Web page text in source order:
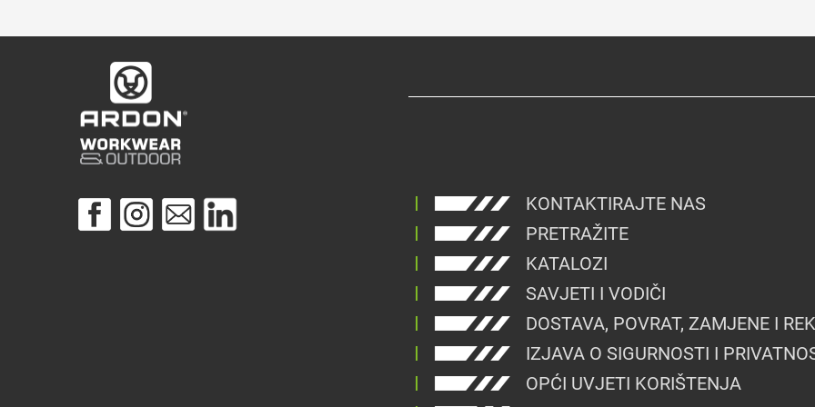
KONTAKTIRAJTE NAS
PRETRAŽITE
KATALOZI
SAVJETI I VODIČI
DOSTAVA, POVRAT, ZAMJENE I
IZJAVA O SIGURNOSTI I
OPĆI UVJETI KORIŠTENJA